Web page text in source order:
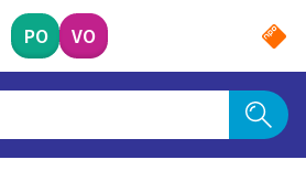
PO VO